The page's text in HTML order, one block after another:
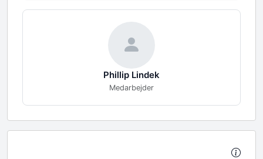
Phillip Lindek
Medarbejder